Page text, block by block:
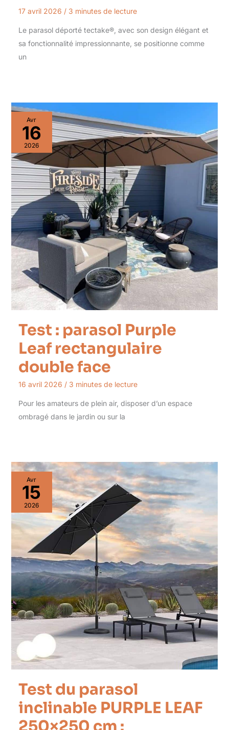
17 avril 2026 / 3 minutes de lecture
Le parasol déporté tectake®, avec son design élégant et
sa fonctionnalité impressionnante, se positionne comme
un
Avr
16
2026
Test : parasol Purple
Leaf rectangulaire
double face
16 avril 2026 / 3 minutes de lecture
Pour les amateurs de plein air, disposer d’un espace
ombragé dans le jardin ou sur la
Avr
15
2026
Test du parasol
inclinable PURPLE LEAF